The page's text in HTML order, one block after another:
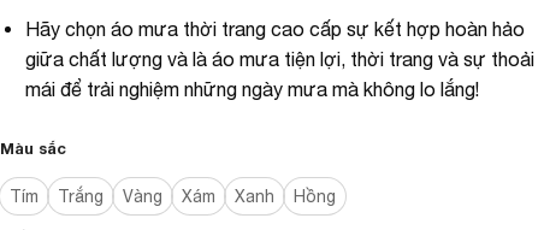
Hãy chọn áo mưa thời trang cao cấp sự kết hợp hoàn hảo
giữa chất lượng và là áo mưa tiện lợi, thời trang và sự thoải
mái để trải nghiệm những ngày mưa mà không lo lắng!
Màu sắc
Tím Trắng Vàng Xám Xanh Hồng